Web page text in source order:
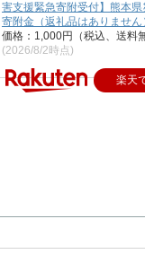
害支援緊急寄附受付】熊本県
寄附金（返礼品はありません
価格：1,000円（税込、送料
(2026/8/2時点)
楽天